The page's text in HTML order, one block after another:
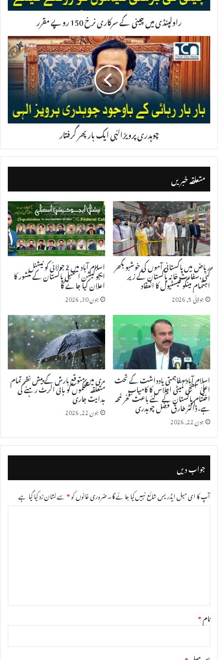
راولپنڈی میں چینی کے سرکاری نرخ 150 روپے مقرر
چوہدری پرویزالہٰی ایک بار پھر گرفتار
متعلقہ خبریں
ریاض میں پاکستانی آموں کی خوشبو بکھر
گئی، سفارت خانہ پاکستان کے زیر
اہتمام مینگو فیسٹیول کا انعقاد
جولائی 5, 2026
اسلام آباد میں 2 جولائی کو نیشنل
ایجوکیشن اسمبلی پاکستان کے منشور کا
اعلان کیا جائے گا
جون 30, 2026
اسلام آباد مفاہمتی یادداشت کے تحت
اعلیٰ سطحی کمیٹی اجلاس کا کامیاب
اختتام پاکستان کے لئے باعث فخر لمحہ
ہے، ڈاکٹر طارق فضل چوہدری
جون 22, 2026
مری میں متوقع بارش کے پیش نظر تمام
متعلقہ محکموں کو ہائی الرٹ رہنے کی
ہدایت جاری
جون 22, 2026
جواب دیں
آپ کا ای میل ایڈریس شائع نہیں کیا جائے گا۔ضروری خانوں کو*سے نشان زد کیا گیا ہے
نام*